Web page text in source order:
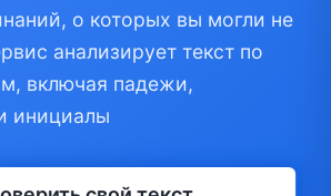
о которых вы могли не
анализирует текст по
включая падежи,
инициалы